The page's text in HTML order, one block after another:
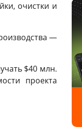
очистки и
—
$40 млн.
проекта